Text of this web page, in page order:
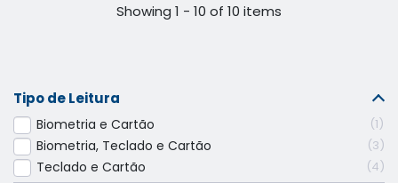
Showing 1 - 10 of 10 items
Tipo de Leitura
Biometria e Cartão 1
Biometria, Teclado e Cartão 3
Teclado e Cartão 4